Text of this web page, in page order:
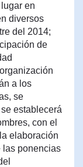
en
diversos
del 2014;
de
a los
se
establecerá
con el
elaboración
las ponencias